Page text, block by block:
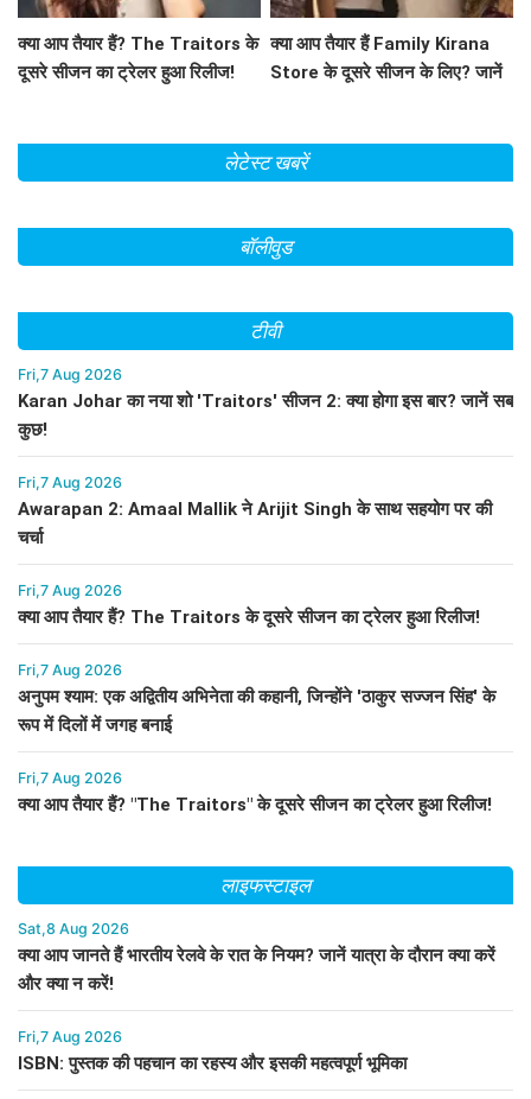
क्या आप तैयार हैं? The Traitors के
दूसरे सीजन का ट्रेलर हुआ रिलीज!
क्या आप तैयार हैं Family Kirana
Store के दूसरे सीजन के लिए? जानें
लेटेस्ट खबरें
बॉलीवुड
टीवी
Fri,7 Aug 2026
Karan Johar का नया शो 'Traitors' सीजन 2: क्या होगा इस बार? जानें सब
कुछ!
Fri,7 Aug 2026
Awarapan 2: Amaal Mallik ने Arijit Singh के साथ सहयोग पर की
चर्चा
Fri,7 Aug 2026
क्या आप तैयार हैं? The Traitors के दूसरे सीजन का ट्रेलर हुआ रिलीज!
Fri,7 Aug 2026
अनुपम श्याम: एक अद्वितीय अभिनेता की कहानी, जिन्होंने 'ठाकुर सज्जन सिंह' के
रूप में दिलों में जगह बनाई
Fri,7 Aug 2026
क्या आप तैयार हैं? "The Traitors" के दूसरे सीजन का ट्रेलर हुआ रिलीज!
लाइफस्टाइल
Sat,8 Aug 2026
क्या आप जानते हैं भारतीय रेलवे के रात के नियम? जानें यात्रा के दौरान क्या करें
और क्या न करें!
Fri,7 Aug 2026
ISBN: पुस्तक की पहचान का रहस्य और इसकी महत्वपूर्ण भूमिका